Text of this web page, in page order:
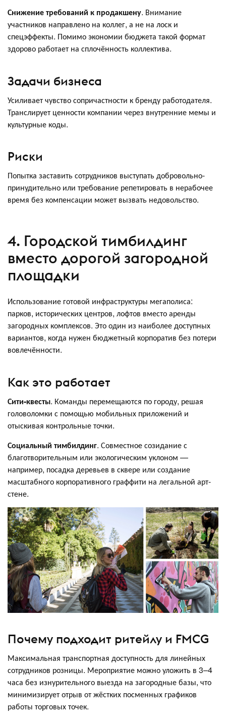
Снижение требований к продакшену. Внимание
участников направлено на коллег, а не на лоск и
спецэффекты. Помимо экономии бюджета такой формат
здорово работает на сплочённость коллектива.
Задачи бизнеса
Усиливает чувство сопричастности к бренду работодателя.
Транслирует ценности компании через внутренние мемы и
культурные коды.
Риски
Попытка заставить сотрудников выступать добровольно-
принудительно или требование репетировать в нерабочее
время без компенсации может вызвать недовольство.
4. Городской тимбилдинг
вместо дорогой загородной
площадки
Использование готовой инфраструктуры мегаполиса:
парков, исторических центров, лофтов вместо аренды
загородных комплексов. Это один из наиболее доступных
вариантов, когда нужен бюджетный корпоратив без потери
вовлечённости.
Как это работает
Сити-квесты. Команды перемещаются по городу, решая
головоломки с помощью мобильных приложений и
отыскивая контрольные точки.
Социальный тимбилдинг. Совместное созидание с
благотворительным или экологическим уклоном —
например, посадка деревьев в сквере или создание
масштабного корпоративного граффити на легальной арт-
стене.
Почему подходит ритейлу и FMCG
Максимальная транспортная доступность для линейных
сотрудников розницы. Мероприятие можно уложить в 3–4
часа без изнурительного выезда на загородные базы, что
минимизирует отрыв от жёстких посменных графиков
работы торговых точек.